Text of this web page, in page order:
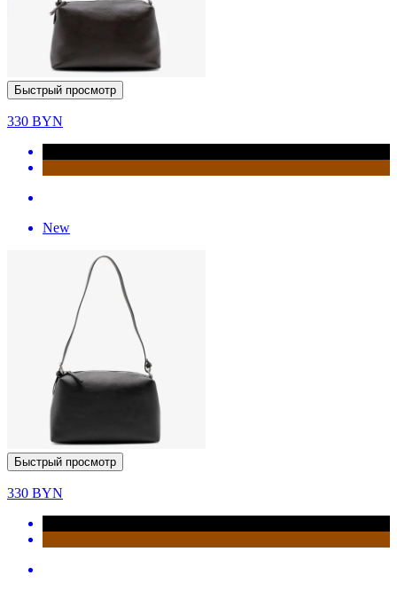
Быстрый просмотр
330 BYN
New
Быстрый просмотр
330 BYN